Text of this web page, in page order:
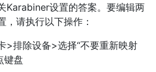
Karabiner设置的答案。要编辑两
，请执行以下操作：
>排除设备>选择“不要重新映射
键盘